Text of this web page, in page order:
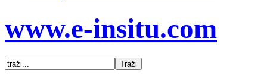
www.e-insitu.com